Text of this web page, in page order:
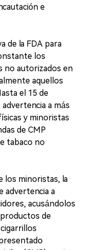
e
de la FDA para
los
no autorizados en
aquellos
el 15 de
a más
y minoristas
de CMP
tabaco no
los minoristas, la
advertencia a
acusándolos
de